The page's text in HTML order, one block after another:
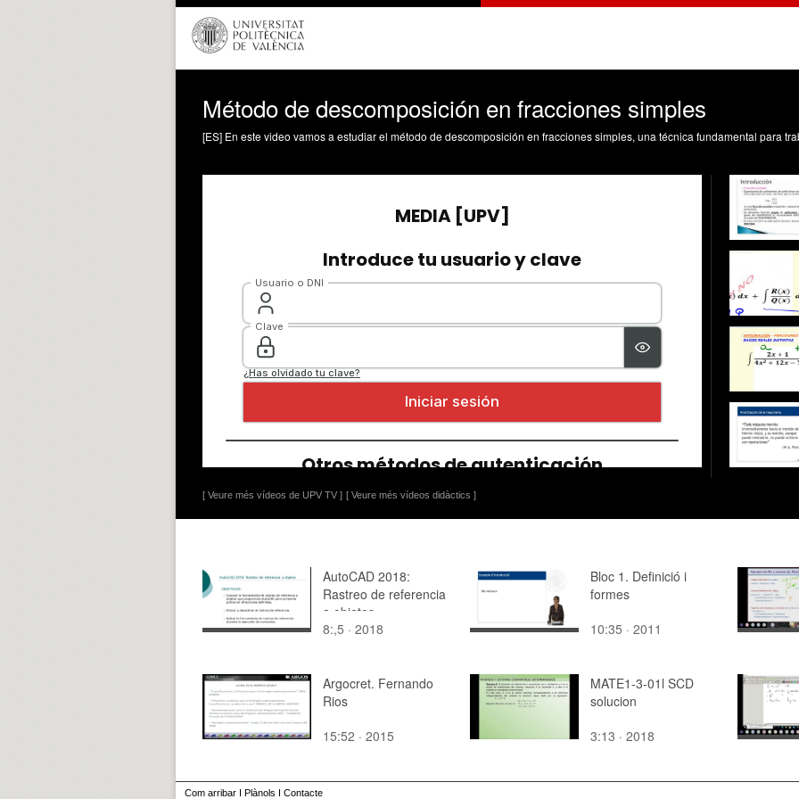
Método de descomposición en fracciones simples
[ Veure més vídeos de UPV TV ] [ Veure més vídeos didàctics ]
AutoCAD 2018:
Rastreo de referencia
a objetos
8:,5 · 2018
Bloc 1. Definició i
formes
10:35 · 2011
Argocret. Fernando
Rios
15:52 · 2015
MATE1-3-01l SCD
solucion
3:13 · 2018
Com arribar I Plànols I Contacte